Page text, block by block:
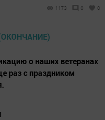
1173 0 0
о наших ветеранах
раз с праздником